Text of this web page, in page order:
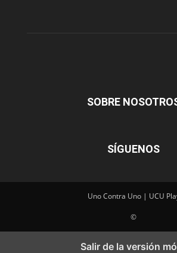
SOBRE
SÍGUENOS
Uno Contra Uno | UCU
©
Salir de la versión